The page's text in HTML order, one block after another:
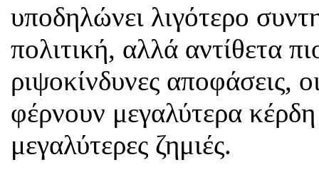
υποδηλώνει λιγότερο
πολιτική, αλλά αντίθετα
ριψοκίνδυνες αποφάσεις,
φέρνουν μεγαλύτερα
μεγαλύτερες ζημιές.